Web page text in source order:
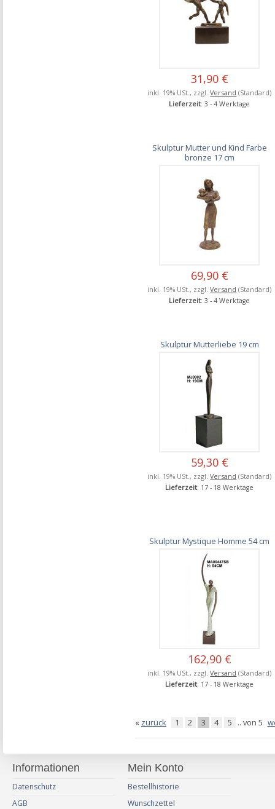
31,90 €
inkl. 19% USt., zzgl.Versand (Standard)
Lieferzeit: 3 - 4 Werktage
Skulptur Mutter und Kind Farbe
bronze 17 cm
69,90 €
inkl. 19% USt., zzgl.Versand (Standard)
Lieferzeit: 3 - 4 Werktage
Skulptur Mutterliebe 19 cm
59,30 €
inkl. 19% USt., zzgl.Versand (Standard)
Lieferzeit: 17 - 18 Werktage
Skulptur Mystique Homme 54 cm
162,90 €
inkl. 19% USt., zzgl.Versand (Standard)
Lieferzeit: 17 - 18 Werktage
« zurück 1 2 3 4 5 .. von 5
Informationen
Datenschutz
AGB
Mein Konto
Bestellhistorie
Wunschzettel